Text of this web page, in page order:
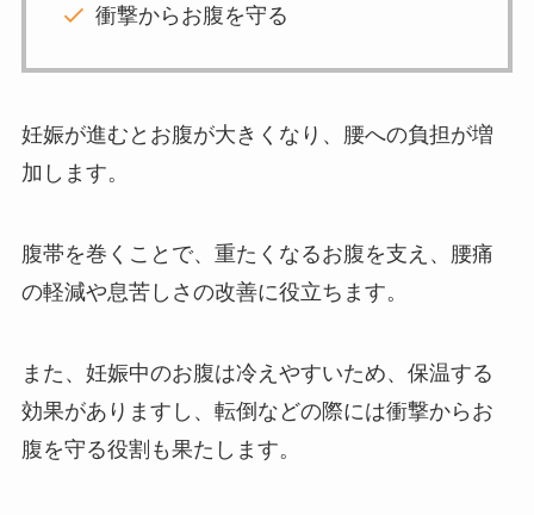
衝撃からお腹を守る
妊娠が進むとお腹が大きくなり、腰への負担が増
加します。
腹帯を巻くことで、重たくなるお腹を支え、腰痛
の軽減や息苦しさの改善に役立ちます。
また、妊娠中のお腹は冷えやすいため、保温する
効果がありますし、転倒などの際には衝撃からお
腹を守る役割も果たします。